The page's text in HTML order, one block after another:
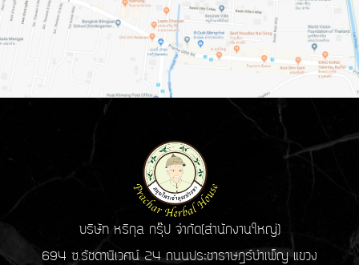
บริษัท หริกุล กรุ๊ป จำกัด(สำนักงานใหญ่)
694 ซ.รัชดานิเวศน์ 24 ถนนประชาราษฎร์บำเพ็ญ แขวง